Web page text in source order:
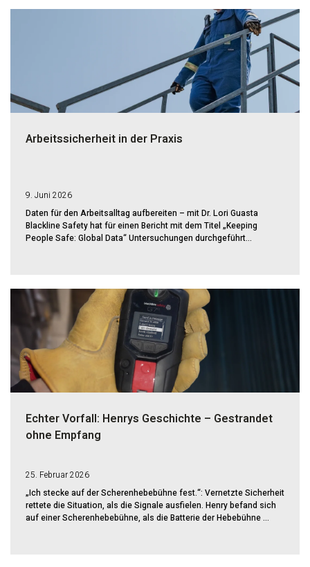
Arbeitssicherheit in der Praxis
9. Juni 2026
Daten für den Arbeitsalltag aufbereiten – mit Dr. Lori Guasta
Blackline Safety hat für einen Bericht mit dem Titel „Keeping
People Safe: Global Data“ Untersuchungen durchgeführt...
Echter Vorfall: Henrys Geschichte – Gestrandet
ohne Empfang
25. Februar 2026
„Ich stecke auf der Scherenhebebühne fest.“: Vernetzte Sicherheit
rettete die Situation, als die Signale ausfielen. Henry befand sich
auf einer Scherenhebebühne, als die Batterie der Hebebühne ...